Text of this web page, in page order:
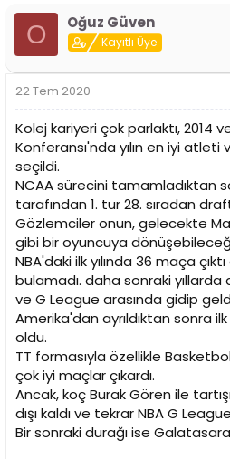
p
l
:
O Oğuz Güven
Kayıtlı Üye
22 Tem 2020
Kolej kariyeri çok parlaktı, 2014
Konferansı'nda yılın en iyi atleti
seçildi.
NCAA sürecini tamamladıktan
tarafından 1. tur 28. sıradan
Gözlemciler onun, gelecekte
gibi bir oyuncuya
NBA'daki ilk yılında 36 maça
bulamadı. daha sonraki yıllarda
ve G League arasında gidip
Amerika'dan ayrıldıktan sonra
oldu.
TT formasıyla özellikle
çok iyi maçlar çıkardı.
Ancak, koç Burak Gören ile
dışı kaldı ve tekrar NBA G
Bir sonraki durağı ise